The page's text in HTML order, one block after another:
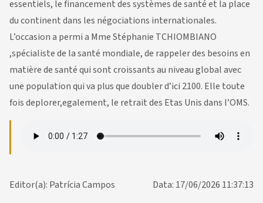
essentiels, le financement des systèmes de santé et la place
du continent dans les négociations internationales.
L’occasion a permi a Mme Stéphanie TCHIOMBIANO
,spécialiste de la santé mondiale, de rappeler des besoins en
matière de santé qui sont croissants au niveau global avec
une population qui va plus que doubler d’ici 2100. Elle toute
fois deplorer,egalement, le retrait des Etas Unis dans l’OMS.
Data: 17/06/2026 11:37:13
Editor(a): Patrícia Campos